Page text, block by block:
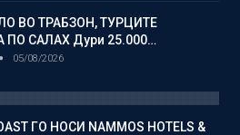
ВО ТРАБЗОН, ТУРЦИТЕ
ПО САЛАХ Дури 25.000…
05/08/2026
ГО НОСИ NAMMOS HOTELS &